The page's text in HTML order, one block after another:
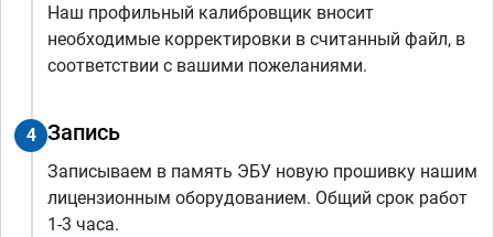
Наш профильный калибровщик вносит
необходимые корректировки в считанный файл, в
соответствии с вашими пожеланиями.
4 Запись
Записываем в память ЭБУ новую прошивку нашим
лицензионным оборудованием. Общий срок работ
1-3 часа.